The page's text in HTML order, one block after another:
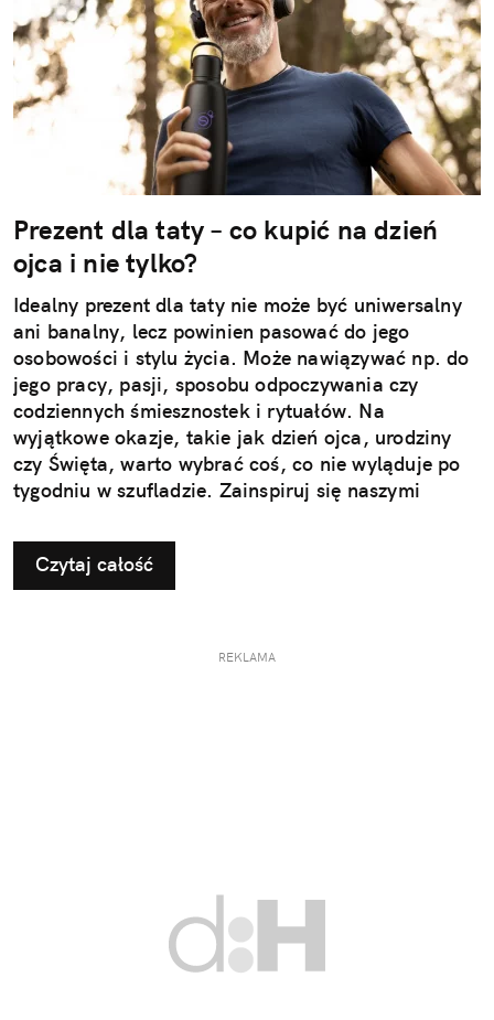
Prezent dla taty – co kupić na dzień
ojca i nie tylko?
Idealny prezent dla taty nie może być uniwersalny
ani banalny, lecz powinien pasować do jego
osobowości i stylu życia. Może nawiązywać np. do
jego pracy, pasji, sposobu odpoczywania czy
codziennych śmiesznostek i rytuałów. Na
wyjątkowe okazje, takie jak dzień ojca, urodziny
czy Święta, warto wybrać coś, co nie wyląduje po
tygodniu w szufladzie. Zainspiruj się naszymi
taty.
Czytaj całość
REKLAMA